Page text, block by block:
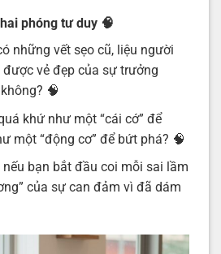
phóng tư duy 🧠
những vết sẹo cũ, liệu người
vẻ đẹp của sự trưởng
🧠
khứ như một “cái cớ” để
một “động cơ” để bứt phá? 🧠
bạn bắt đầu coi mỗi sai lầm
của sự can đảm vì đã dám